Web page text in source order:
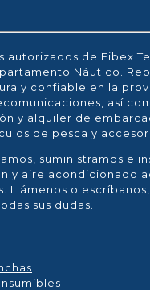
autorizados de Fibex
Náutico.
y confiable en la
así
y alquiler de
de pesca y
suministramos e
y aire acondicionado
Llámenos o
sus dudas.